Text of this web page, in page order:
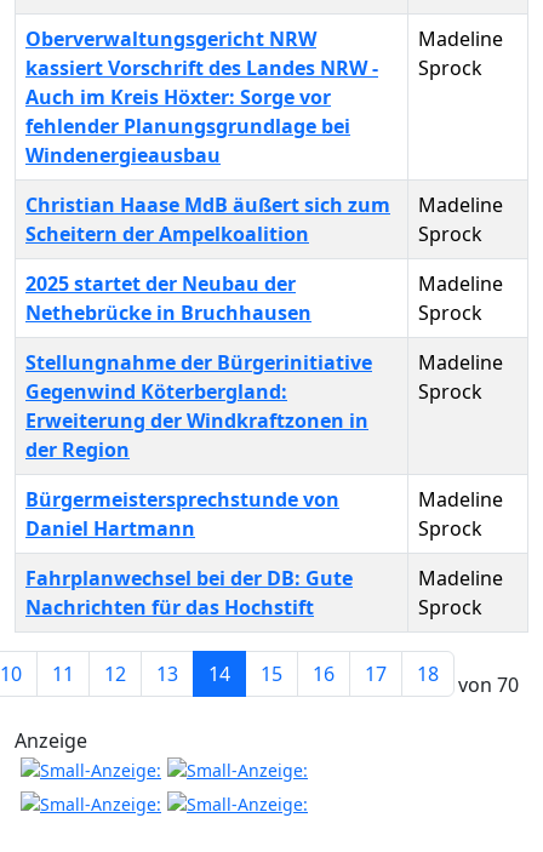
Beiträge
Oberverwaltungsgericht NRW
kassiert Vorschrift des Landes NRW -
Auch im Kreis Höxter: Sorge vor
fehlender Planungsgrundlage bei
Windenergieausbau
Madeline
Sprock
Christian Haase MdB äußert sich zum
Scheitern der Ampelkoalition
Madeline
Sprock
2025 startet der Neubau der
Nethebrücke in Bruchhausen
Madeline
Sprock
Stellungnahme der Bürgerinitiative
Gegenwind Köterbergland:
Erweiterung der Windkraftzonen in
der Region
Madeline
Sprock
Bürgermeistersprechstunde von
Daniel Hartmann
Madeline
Sprock
Fahrplanwechsel bei der DB: Gute
Nachrichten für das Hochstift
Madeline
Sprock
Seite 14 von 70
10 11 12 13 14 15 16 17 18
Anzeige